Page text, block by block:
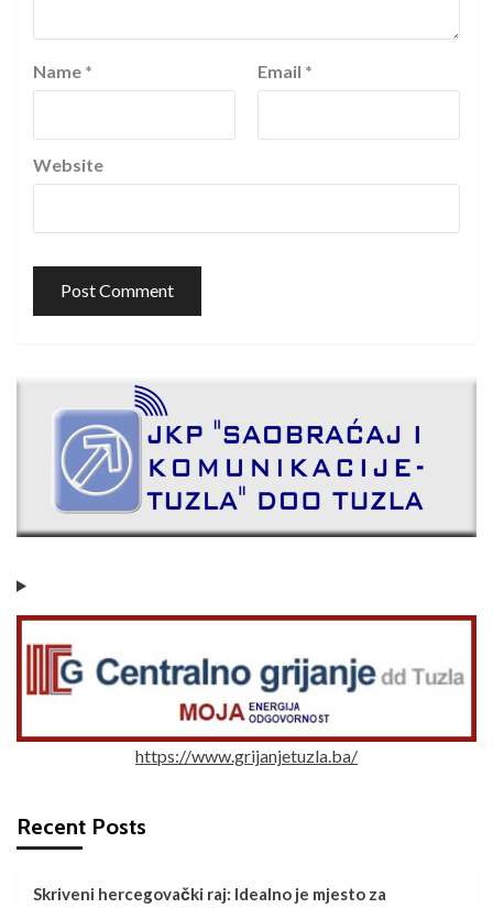
Name * Email *
Website
https://www.grijanjetuzla.ba/
Recent Posts
Skriveni hercegovački raj: Idealno je mjesto za